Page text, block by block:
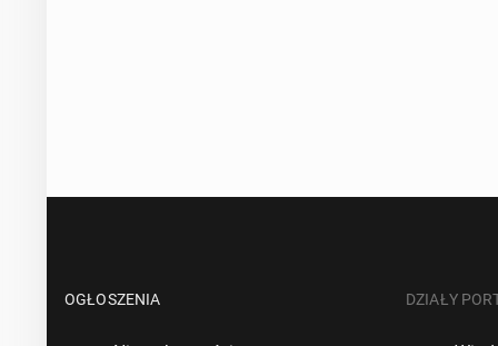
OGŁOSZENIA DZIAŁY